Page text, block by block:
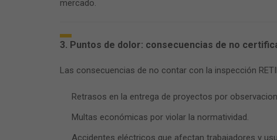
mercado.
3. Puntos de dolor: consecuencias de no
Las consecuencias de no contar con la inspección
Retrasos en la entrega de proyectos por
Multas económicas por violar la normatividad.
Accidentes eléctricos que afectan trabajadores y